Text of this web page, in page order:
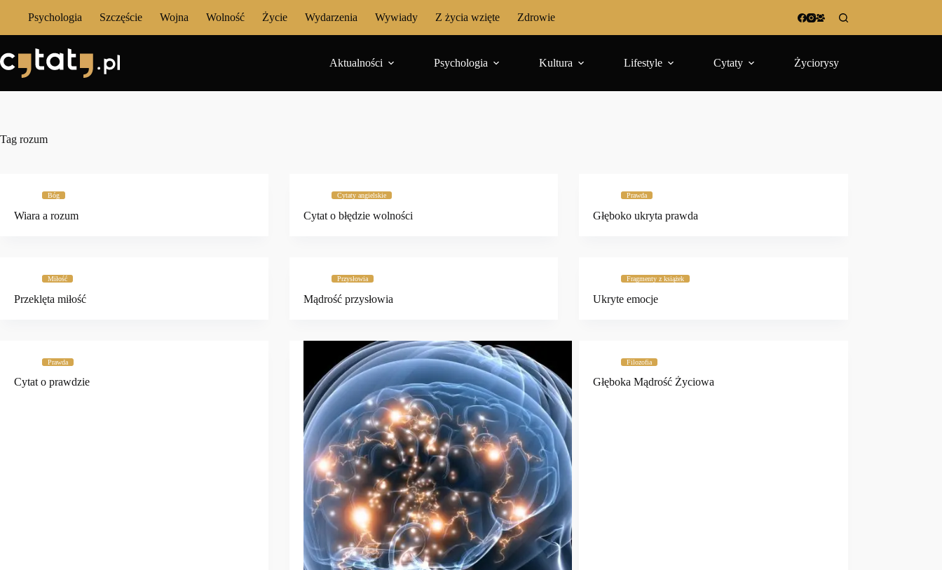
Psychologia Szczęście Wojna Wolność Życie Wydarzenia Wywiady Z życia wzięte Zdrowie
Aktualności Psychologia Kultura Lifestyle Cytaty Życiorysy
Tag rozum
Bóg
Wiara a rozum
Cytaty angielskie
Cytat o błędzie wolności
Prawda
Głęboko ukryta prawda
Miłość
Przeklęta miłość
Przysłowia
Mądrość przysłowia
Fragmenty z książek
Ukryte emocje
Prawda
Cytat o prawdzie
Filozofia
Głęboka Mądrość Życiowa